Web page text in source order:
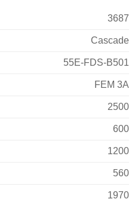
3687
Cascade
55E-FDS-B501
FEM 3A
2500
600
1200
560
1970